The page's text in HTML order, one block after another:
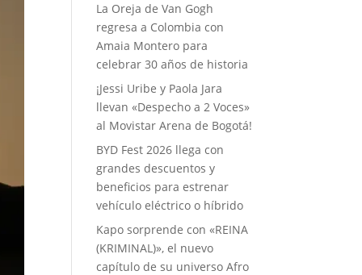
La Oreja de Van Gogh
regresa a Colombia con
Amaia Montero para
celebrar 30 años de historia
¡Jessi Uribe y Paola Jara
llevan «Despecho a 2 Voces»
al Movistar Arena de Bogotá!
BYD Fest 2026 llega con
grandes descuentos y
beneficios para estrenar
vehículo eléctrico o híbrido
Kapo sorprende con «REINA
(KRIMINAL)», el nuevo
capítulo de su universo Afro